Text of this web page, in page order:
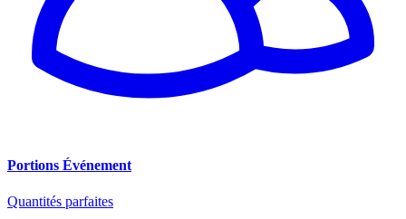
Portions Événement
Quantités parfaites